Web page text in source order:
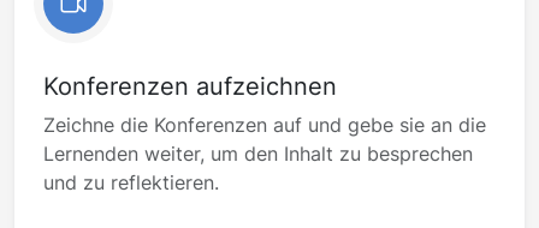
Konferenzen aufzeichnen
Zeichne die Konferenzen auf und gebe sie an die
Lernenden weiter, um den Inhalt zu besprechen
und zu reflektieren.